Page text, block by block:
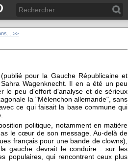
>>
pour la Gauche Républicaine et
Wagenknecht. Il en a été un peu
le peu d'effort d'analyse et de sérieux
la "Mélenchon allemande", sans
ce qui faisait la base commune qui
politique, notamment en matière
le cœur de son message. Au-delà de
français pour une bande de clowns),
gauche devrait le conduire : sur les
populaires, qui rencontrent ceux plus